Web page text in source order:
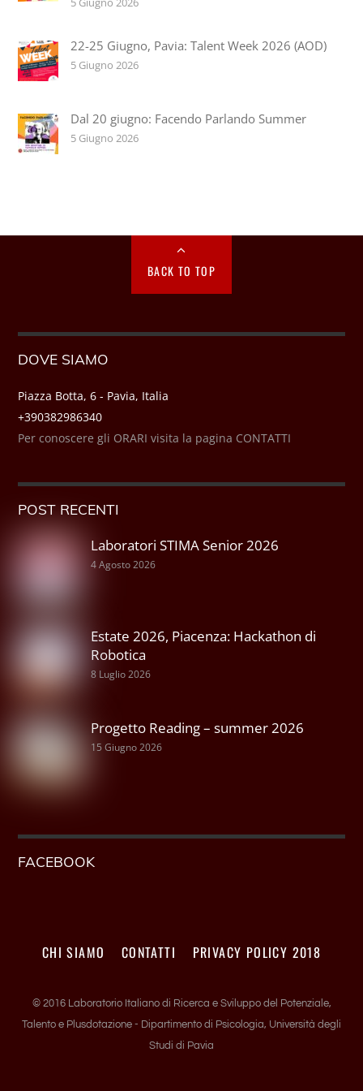
22-25 Giugno, Pavia: Talent Week 2026 (AOD)
5 Giugno 2026
Dal 20 giugno: Facendo Parlando Summer
5 Giugno 2026
BACK TO TOP
DOVE SIAMO
Piazza Botta, 6 - Pavia, Italia
+390382986340
Per conoscere gli ORARI visita la pagina CONTATTI
POST RECENTI
Laboratori STIMA Senior 2026
4 Agosto 2026
Estate 2026, Piacenza: Hackathon di
Robotica
8 Luglio 2026
Progetto Reading – summer 2026
15 Giugno 2026
FACEBOOK
CHI SIAMO CONTATTI PRIVACY POLICY 2018
© 2016 Laboratorio Italiano di Ricerca e Sviluppo del Potenziale,
Talento e Plusdotazione - Dipartimento di Psicologia, Università degli
Studi di Pavia